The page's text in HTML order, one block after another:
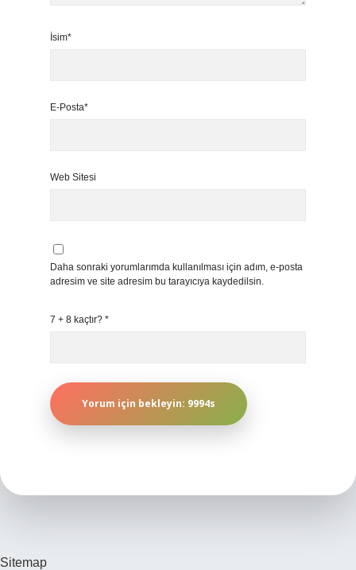
İsim*
E-Posta*
Web Sitesi
Daha sonraki yorumlarımda kullanılması için adım, e-posta
adresim ve site adresim bu tarayıcıya kaydedilsin.
7 + 8 kaçtır? *
Sitemap